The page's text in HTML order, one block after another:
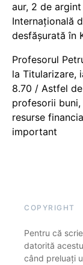
aur, 2 de
Internațională
desfășurată în
Profesorul
la Titularizare,
8.70 / Astfel
profesorii
resurse
important
COPYRIGHT
Pentru că
datorită
când preluați